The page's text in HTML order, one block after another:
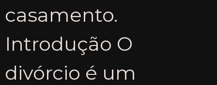
casamento.
Introdução O
divórcio é um